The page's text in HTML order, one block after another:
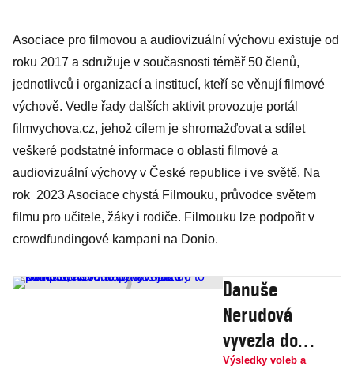
Asociace pro filmovou a audiovizuální výchovu existuje od
roku 2017 a sdružuje v současnosti téměř 50 členů,
jednotlivců i organizací a institucí, kteří se věnují filmové
výchově. Vedle řady dalších aktivit provozuje portál
filmvychova.cz, jehož cílem je shromažďovat a sdílet
veškeré podstatné informace o oblasti filmové a
audiovizuální výchovy v České republice i ve světě. Na
rok 2023 Asociace chystá Filmouku, průvodce světem
filmu pro učitele, žáky i rodiče. Filmouku lze podpořit v
crowdfundingové kampani na Donio.
Danuše
Nerudová
vyvezla do
Výsledky voleb a